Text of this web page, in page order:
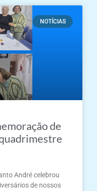
NOTÍCIAS
de
André celebrou
de nossos